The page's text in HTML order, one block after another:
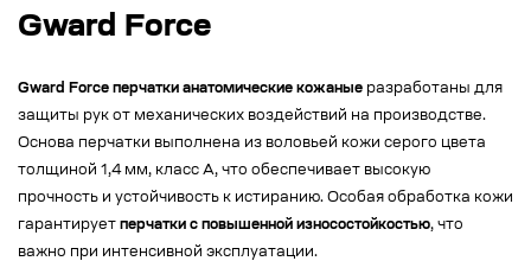
Gward Force
Gward Force перчатки анатомические кожаные разработаны для
защиты рук от механических воздействий на производстве.
Основа перчатки выполнена из воловьей кожи серого цвета
толщиной 1,4 мм, класс А, что обеспечивает высокую
прочность и устойчивость к истиранию. Особая обработка кожи
гарантирует перчатки с повышенной износостойкостью, что
важно при интенсивной эксплуатации.